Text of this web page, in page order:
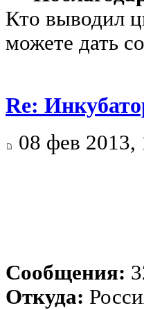
Кто выводил
можете дать
Re:
08 фев 2013,
Сообщения:
Откуда: